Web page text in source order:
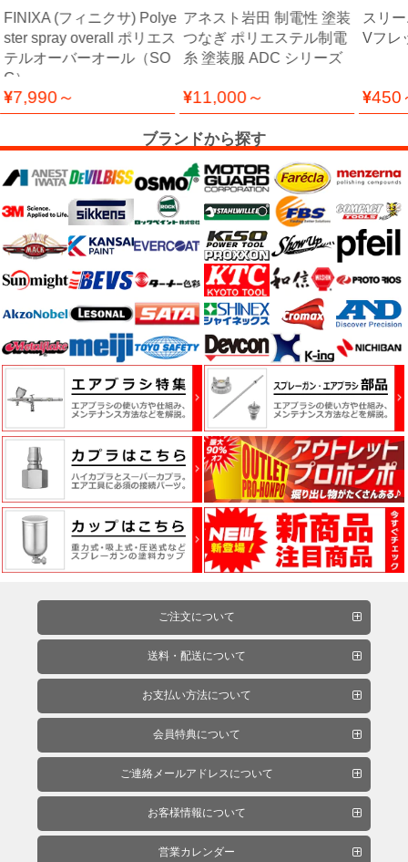
ー
ケ
ア
用
品
カ
ッ
ィ
ン
グ
シ
ー
ト・
ィ
ド
ー
フ
ィ
ム
材・
FINIXA (フィニクサ) Polye
ster spray overall ポリエス
テルオーバーオール（SO
G）
7,990～
アネスト岩田 制電性 塗装
つなぎ ポリエステル制電
糸 塗装服 ADC シリーズ
11,000～
スリ
Vフレ
450
ブランドから探す
ご注文について
送料・配送について
お支払い方法について
会員特典について
ご連絡メールアドレスについて
お客様情報について
営業カレンダー